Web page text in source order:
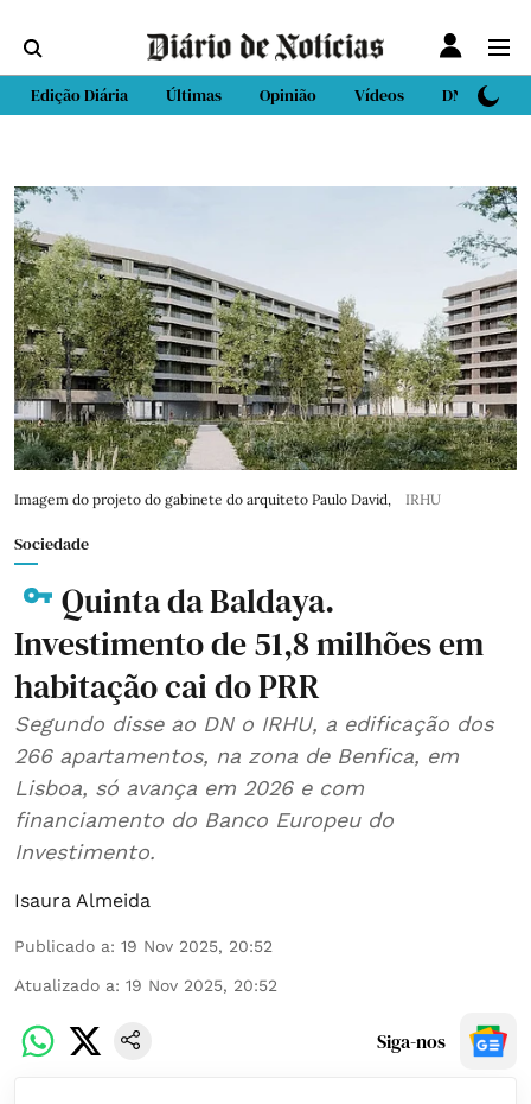
Edição Diária Últimas Opinião Vídeos DN Sport
Imagem do projeto do gabinete do arquiteto Paulo David, IRHU
Sociedade
Quinta da Baldaya.
Investimento de 51,8 milhões em
habitação cai do PRR
Segundo disse ao DN o IRHU, a edificação dos
266 apartamentos, na zona de Benfica, em
Lisboa, só avança em 2026 e com
financiamento do Banco Europeu do
Investimento.
Isaura Almeida
Publicado a: 19 Nov 2025, 20:52
Atualizado a: 19 Nov 2025, 20:52
Siga-nos